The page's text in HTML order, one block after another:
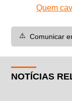
Quem
⚠️ Comunicar
NOTÍCIAS